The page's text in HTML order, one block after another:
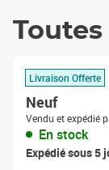
Livraison Offerte
Neuf
Vendu et expédié
En stock
Expédié sous 5